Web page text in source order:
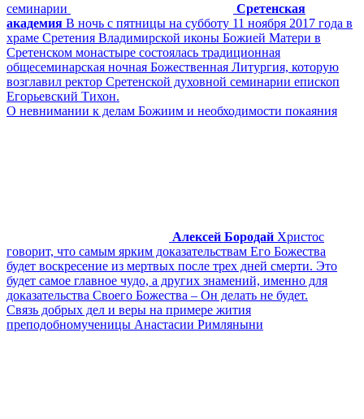
семинарии
Сретенская
академия В ночь с пятницы на субботу 11 ноября 2017 года в
храме Сретения Владимирской иконы Божией Матери в
Сретенском монастыре состоялась традиционная
общесеминарская ночная Божественная Литургия, которую
возглавил ректор Сретенской духовной семинарии епископ
Егорьевский Тихон.
О невнимании к делам Божиим и необходимости покаяния
Алексей Бородай Христос
говорит, что самым ярким доказательствам Его Божества
будет воскресение из мертвых после трех дней смерти. Это
будет самое главное чудо, а других знамений, именно для
доказательства Своего Божества – Он делать не будет.
Связь добрых дел и веры на примере жития
преподобномученицы Анастасии Римляныни